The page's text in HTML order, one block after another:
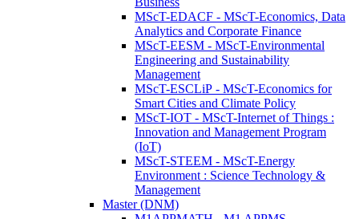
MScT-EDACF - MScT-Economics, Data
Analytics and Corporate Finance
MScT-EESM - MScT-Environmental
Engineering and Sustainability
Management
MScT-ESCLiP - MScT-Economics for
Smart Cities and Climate Policy
MScT-IOT - MScT-Internet of Things :
Innovation and Management Program
(IoT)
MScT-STEEM - MScT-Energy
Environment : Science Technology &
Management
Master (DNM)